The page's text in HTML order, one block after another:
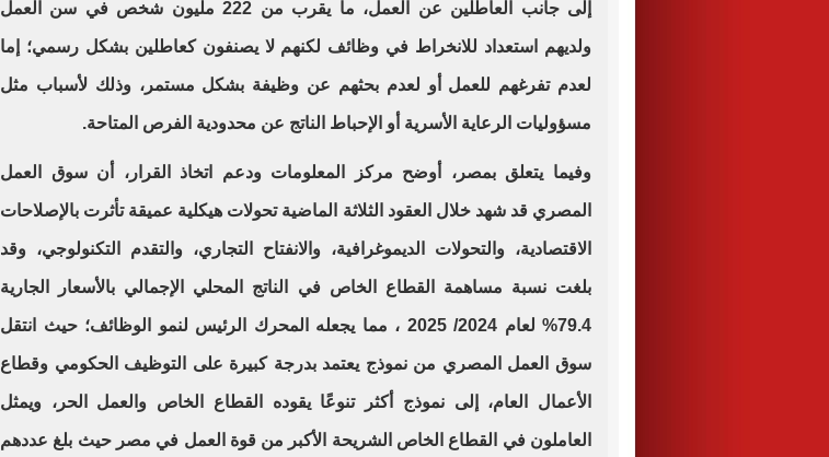
إلى جانب العاطلين عن العمل، ما يقرب من 222 مليون شخص في سن العمل
ولديهم استعداد للانخراط في وظائف لكنهم لا يصنفون كعاطلين بشكل رسمي؛ إما
لعدم تفرغهم للعمل أو لعدم بحثهم عن وظيفة بشكل مستمر، وذلك لأسباب مثل
مسؤوليات الرعاية الأسرية أو الإحباط الناتج عن محدودية الفرص المتاحة.
وفيما يتعلق بمصر، أوضح مركز المعلومات ودعم اتخاذ القرار، أن سوق العمل
المصري قد شهد خلال العقود الثلاثة الماضية تحولات هيكلية عميقة تأثرت بالإصلاحات
الاقتصادية، والتحولات الديموغرافية، والانفتاح التجاري، والتقدم التكنولوجي، وقد
بلغت نسبة مساهمة القطاع الخاص في الناتج المحلي الإجمالي بالأسعار الجارية
79.4% لعام 2024/ 2025 ، مما يجعله المحرك الرئيس لنمو الوظائف؛ حيث انتقل
سوق العمل المصري من نموذج يعتمد بدرجة كبيرة على التوظيف الحكومي وقطاع
الأعمال العام، إلى نموذج أكثر تنوعًا يقوده القطاع الخاص والعمل الحر، ويمثل
العاملون في القطاع الخاص الشريحة الأكبر من قوة العمل في مصر حيث بلغ عددهم